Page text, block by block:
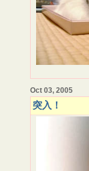
Oct 03, 2005
突入！